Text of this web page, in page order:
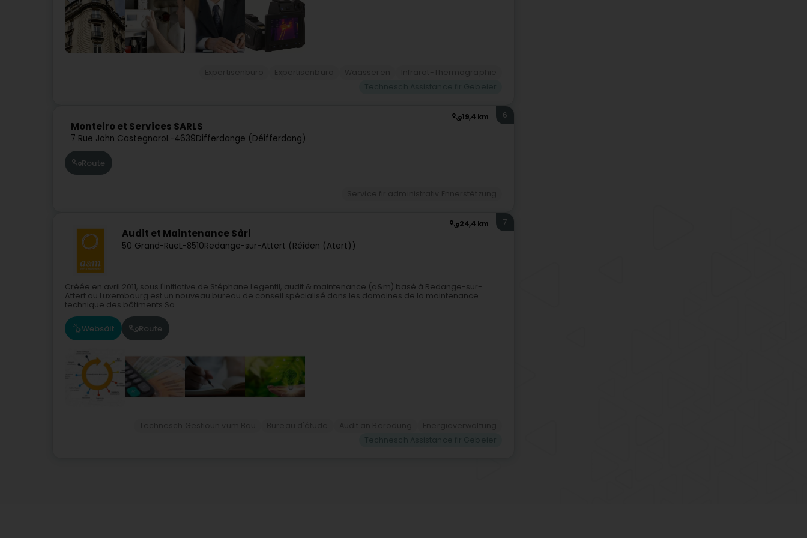
19,4 km
Monteiro et Services SARLS
7 Rue John CastegnaroL-4639Differdange (Déifferdang)
6
Route
24,4 km
Audit et Maintenance Sàrl
50 Grand-RueL-8510Redange-sur-Attert (Réiden (Atert))
7
Créée en avril 2011, sous l'initiative de Stéphane Legentil, audit & maintenance (a&m) basé à Redange-sur-
Attert au Luxembourg est un nouveau bureau de conseil spécialisé dans les domaines de la maintenance
technique des bâtiments.Sa...
Websäit Route